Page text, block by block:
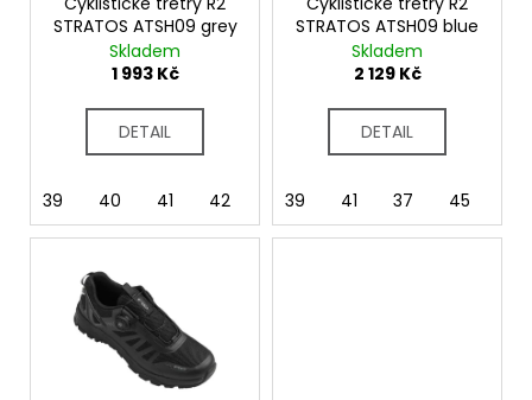
STRATOS ATSH09 grey
Skladem
1 993 Kč
DETAIL
39 40 41 42 43 44 46
STRATOS ATSH09 blue
Skladem
2 129 Kč
DETAIL
39 41 37 45